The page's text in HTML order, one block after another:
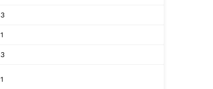
3
1
3
1